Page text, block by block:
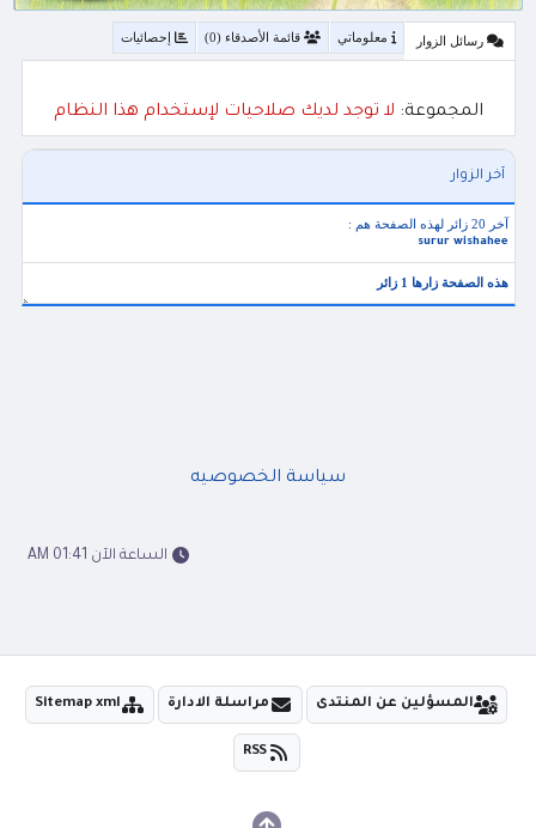
رسائل الزوار معلوماتي قائمة الأصدقاء (0) إحصائيات
المجموعة: لا توجد لديك صلاحيات لإستخدام هذا النظام
آخر الزوار
آخر 20 زائر لهذه الصفحة هم :
surur wishahee
هذه الصفحة زارها 1 زائر
سياسة الخصوصيه
الساعة الآن 01:41 AM
المسؤلين عن المنتدى مراسلة الادارة Sitemap xml
RSS